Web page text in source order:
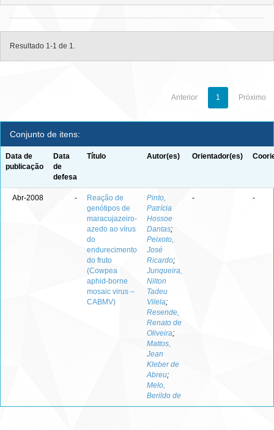
Resultado 1-1 de 1.
Anterior 1 Próximo
Conjunto de itens:
Data de
publicação
Data
de
defesa
Título Autor(es) Orientador(es)
Abr-2008 -
Reação de
genótipos de
maracujazeiro-
azedo ao vírus
do
endurecimento
do fruto
(Cowpea
aphid-borne
mosaic virus –
CABMV)
Pinto,
Patrícia
Hossoe
Dantas;
Peixoto,
José
Ricardo;
Junqueira,
Nilton
Tadeu
Vilela;
Resende,
Renato de
Oliveira;
Mattos,
Jean
Kleber de
Abreu;
Melo,
Berildo de
- -